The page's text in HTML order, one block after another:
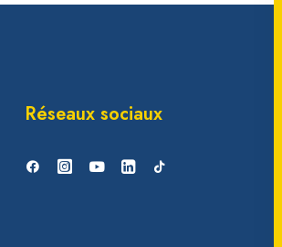
Réseaux sociaux